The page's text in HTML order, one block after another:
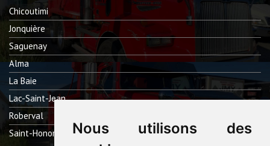
Nous utilisons des
Chicoutimi
Jonquière
Saguenay
Alma
La Baie
Lac-Saint-Jean
Roberval
Saint-Honoré Fjord-du-Saguenay